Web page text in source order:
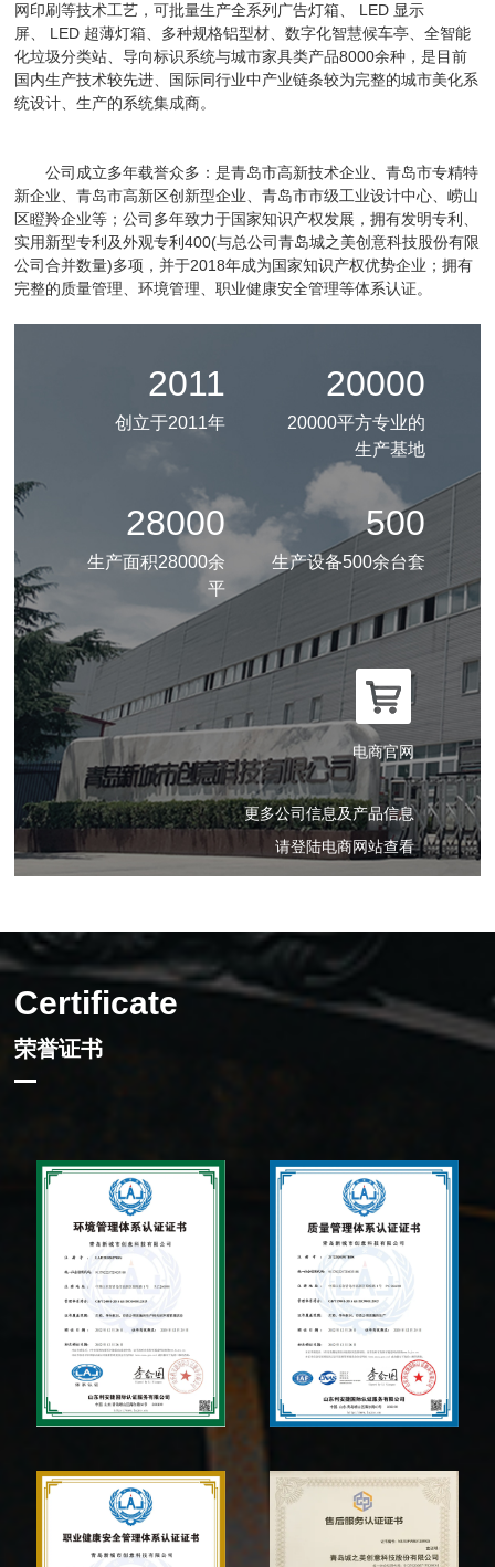
网印刷等技术工艺，可批量生产全系列广告灯箱、 LED 显示
屏、 LED 超薄灯箱、多种规格铝型材、数字化智慧候车亭、全智能
化垃圾分类站、导向标识系统与城市家具类产品8000余种，是目前
国内生产技术较先进、国际同行业中产业链条较为完整的城市美化系
统设计、生产的系统集成商。
公司成立多年载誉众多：是青岛市高新技术企业、青岛市专精特
新企业、青岛市高新区创新型企业、青岛市市级工业设计中心、崂山
区瞪羚企业等；公司多年致力于国家知识产权发展，拥有发明专利、
实用新型专利及外观专利400(与总公司青岛城之美创意科技股份有限
公司合并数量)多项，并于2018年成为国家知识产权优势企业；拥有
完整的质量管理、环境管理、职业健康安全管理等体系认证。
2011
创立于2011年
20000
20000平方专业的
生产基地
28000
生产面积28000余
平
500
生产设备500余台套
电商官网
更多公司信息及产品信息
请登陆电商网站查看
Certificate
荣誉证书